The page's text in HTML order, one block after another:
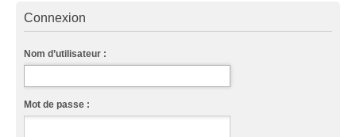
Connexion
Nom d’utilisateur :
Mot de passe :